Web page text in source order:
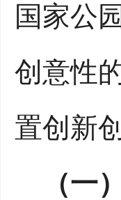
国家公
创意性
置创新
（一